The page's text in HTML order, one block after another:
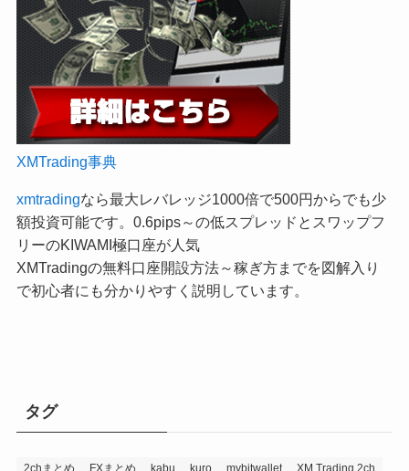
XMTrading事典
xmtradingなら最大レバレッジ1000倍で500円からでも少
額投資可能です。0.6pips～の低スプレッドとスワップフ
リーのKIWAMI極口座が人気
XMTradingの無料口座開設方法～稼ぎ方までを図解入り
で初心者にも分かりやすく説明しています。
タグ
2chまとめ FXまとめ kabu kuro mybitwallet XM Trading 2ch